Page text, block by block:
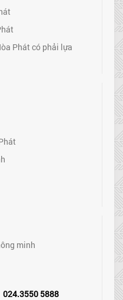
Phát có phải lựa
minh
024.3550 5888